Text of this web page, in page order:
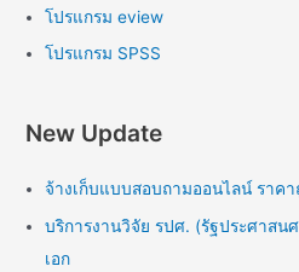
โปรแกรม eview
โปรแกรม SPSS
New Update
จ้างเก็บแบบสอบถามออนไลน์ ราคา
บริการงานวิจัย รปศ. (รัฐประศาส
เอก